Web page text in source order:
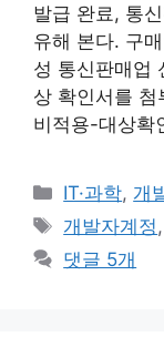
발급 완료, 통
유해 본다. 구
성 통신판매업
상 확인서를
비적용-대상확
카
테
고
리
IT·과학, 개
태
그
개발자계정 ,
댓글 5개